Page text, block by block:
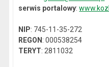
serwis portalowy:
NIP: 745-11-35-272
REGON: 000538254
TERYT: 2811032